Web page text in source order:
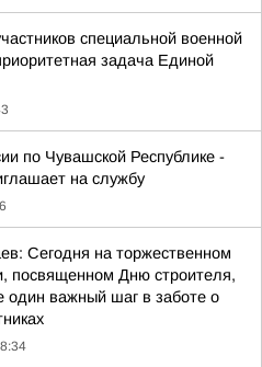
специальной военной
задача Единой
по Чувашской Республике -
на службу
Сегодня на торжественном
посвященном Дню строителя,
один важный шаг в заботе о